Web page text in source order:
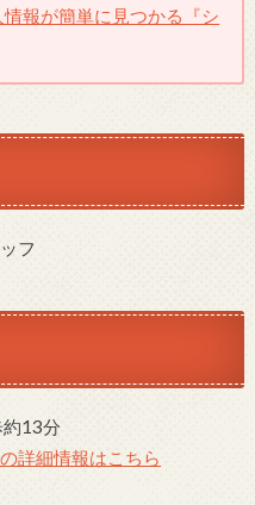
報が簡単に見つかる『シ
フ
約13分
詳細情報はこちら